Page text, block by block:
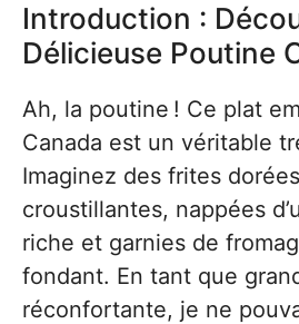
Introduction :
Délicieuse Poutine
Ah, la poutine ! Ce plat
Canada est un véritable
Imaginez des frites
croustillantes, nappées
riche et garnies de
fondant. En tant que
réconfortante, je ne